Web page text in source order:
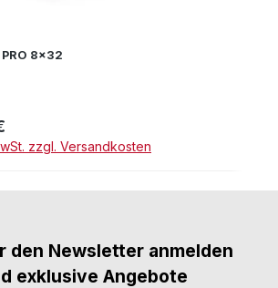
8x32
zzgl. Versandkosten
den Newsletter anmelden
exklusive Angebote